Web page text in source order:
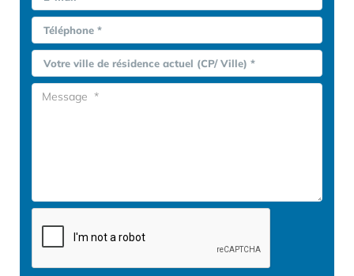
Téléphone *
Votre ville de résidence actuel (CP/ Ville) *